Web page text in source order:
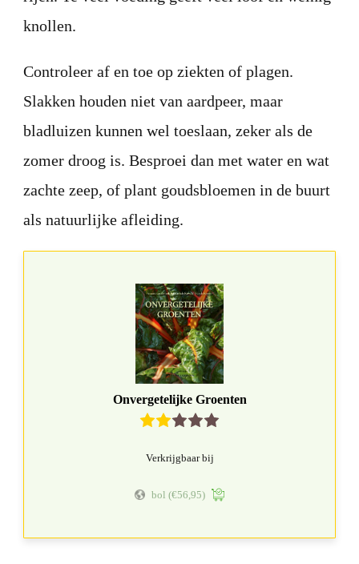
knollen.
Controleer af en toe op ziekten of plagen.
Slakken houden niet van aardpeer, maar
bladluizen kunnen wel toeslaan, zeker als de
zomer droog is. Besproei dan met water en wat
zachte zeep, of plant goudsbloemen in de buurt
als natuurlijke afleiding.
Onvergetelijke Groenten
Verkrijgbaar bij
bol (€56,95)